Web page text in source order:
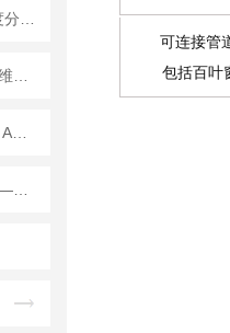
可连接管
包括百叶